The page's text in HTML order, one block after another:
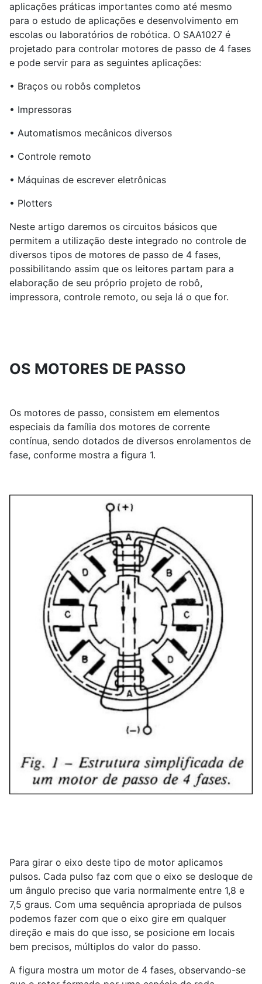
aplicações práticas importantes como até mesmo
para o estudo de aplicações e desenvolvimento em
escolas ou laboratórios de robótica. O SAA1027 é
projetado para controlar motores de passo de 4 fases
e pode servir para as seguintes aplicações:
• Braços ou robôs completos
• Impressoras
• Automatismos mecânicos diversos
• Controle remoto
• Máquinas de escrever eletrônicas
• Plotters
Neste artigo daremos os circuitos básicos que
permitem a utilização deste integrado no controle de
diversos tipos de motores de passo de 4 fases,
possibilitando assim que os leitores partam para a
elaboração de seu próprio projeto de robô,
impressora, controle remoto, ou seja lá o que for.
OS MOTORES DE PASSO
Os motores de passo, consistem em elementos
especiais da família dos motores de corrente
contínua, sendo dotados de diversos enrolamentos de
fase, conforme mostra a figura 1.
Para girar o eixo deste tipo de motor aplicamos
pulsos. Cada pulso faz com que o eixo se desloque de
um ângulo preciso que varia normalmente entre 1,8 e
7,5 graus. Com uma sequência apropriada de pulsos
podemos fazer com que o eixo gire em qualquer
direção e mais do que isso, se posicione em locais
bem precisos, múltiplos do valor do passo.
A figura mostra um motor de 4 fases, observando-se